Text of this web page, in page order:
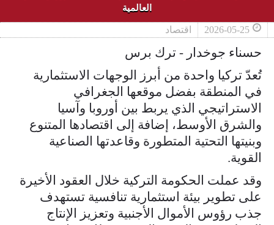
العالمية
2026-05-25 اقتصاد
حسناء جوخدار - ترك برس
تُعدّ تركيا واحدة من أبرز الوجهات الاستثمارية
في المنطقة بفضل موقعها الجغرافي
الاستراتيجي الذي يربط بين أوروبا وآسيا
والشرق الأوسط، إضافة إلى اقتصادها المتنوع
وبنيتها التحتية المتطورة وقاعدتها الصناعية
القوية.
وقد عملت الحكومة التركية خلال العقود الأخيرة
على تطوير بيئة استثمارية تنافسية تستهدف
جذب رؤوس الأموال الأجنبية وتعزيز الإنتاج